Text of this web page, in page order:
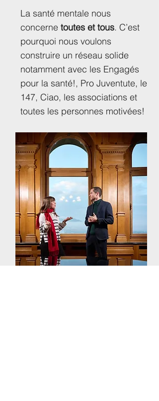
La santé mentale nous
concerne toutes et tous. C’est
pourquoi nous voulons
construire un réseau solide
notamment avec les Engagés
pour la santé!, Pro Juventute, le
147, Ciao, les associations et
toutes les personnes motivées!